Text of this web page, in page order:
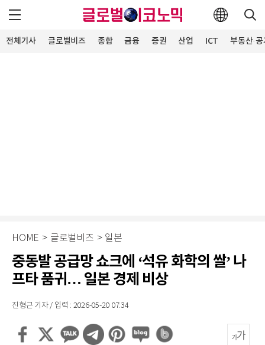
전체기사 글로벌비즈 종합 금융 증권 산업 ICT 부동산·
HOME > 글로벌비즈 > 일본
중동발 공급망 쇼크에 ‘석유 화학의 쌀’ 나
프타 품귀… 일본 경제 비상
진형근 기자 / 입력 : 2026-05-20 07:34